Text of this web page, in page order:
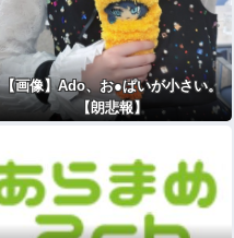
【画像】Ado、お●ぱいが小さい。
【朗悲報】